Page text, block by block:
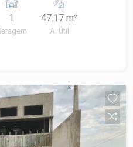
social e lavabo (pia
Lavanderia com
1 47.17 m²
A. Útil